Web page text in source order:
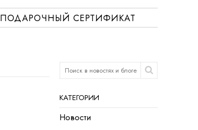
ПОДАРОЧНЫЙ СЕРТИФИКАТ
КАТЕГОРИИ
Новости